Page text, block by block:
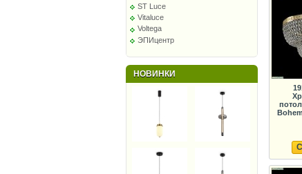
ST Luce
Vitaluce
Voltega
ЭПИцентр
НОВИНКИ